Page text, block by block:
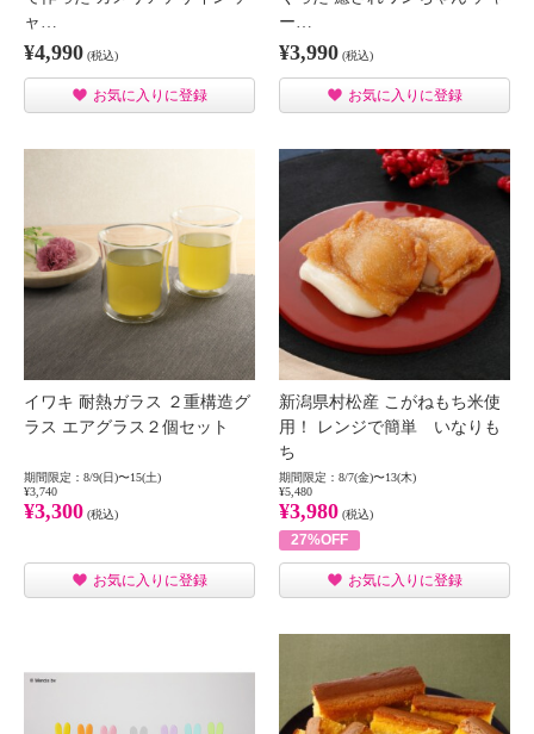
ャ…
¥4,990 (税込)
お気に入りに登録
ー…
¥3,990 (税込)
お気に入りに登録
イワキ 耐熱ガラス ２重構造グ
ラス エアグラス２個セット
期間限定：8/9(日)〜15(土)
¥3,740
¥3,300 (税込)
お気に入りに登録
新潟県村松産 こがねもち米使
用！ レンジで簡単 いなりも
ち
期間限定：8/7(金)〜13(木)
¥5,480
¥3,980 (税込)
27%OFF
お気に入りに登録